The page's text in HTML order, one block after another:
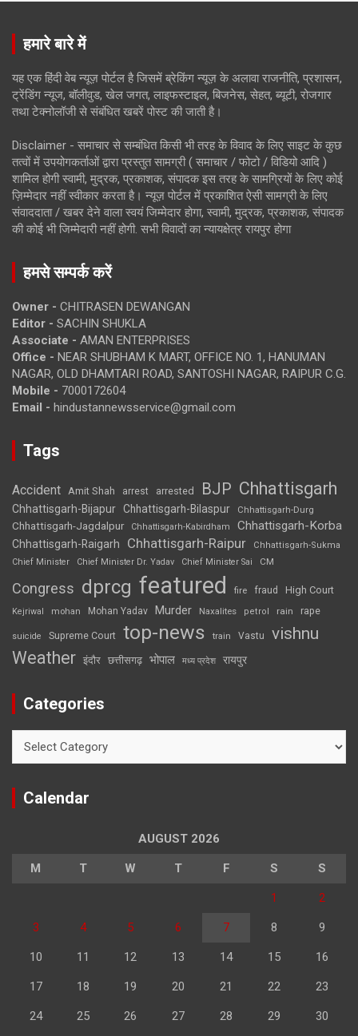
हमारे बारे में
यह एक हिंदी वेब न्यूज़ पोर्टल है जिसमें ब्रेकिंग न्यूज़ के अलावा राजनीति, प्रशासन,
ट्रेंडिंग न्यूज, बॉलीवुड, खेल जगत, लाइफस्टाइल, बिजनेस, सेहत, ब्यूटी, रोजगार
तथा टेक्नोलॉजी से संबंधित खबरें पोस्ट की जाती है।
Disclaimer - समाचार से सम्बंधित किसी भी तरह के विवाद के लिए साइट के कुछ
तत्वों में उपयोगकर्ताओं द्वारा प्रस्तुत सामग्री ( समाचार / फोटो / विडियो आदि )
शामिल होगी स्वामी, मुद्रक, प्रकाशक, संपादक इस तरह के सामग्रियों के लिए कोई
ज़िम्मेदार नहीं स्वीकार करता है। न्यूज़ पोर्टल में प्रकाशित ऐसी सामग्री के लिए
संवाददाता / खबर देने वाला स्वयं जिम्मेदार होगा, स्वामी, मुद्रक, प्रकाशक, संपादक
की कोई भी जिम्मेदारी नहीं होगी. सभी विवादों का न्यायक्षेत्र रायपुर होगा
हमसे सम्पर्क करें
Owner - CHITRASEN DEWANGAN
Editor - SACHIN SHUKLA
Associate - AMAN ENTERPRISES
Office - NEAR SHUBHAM K MART, OFFICE NO. 1, HANUMAN
NAGAR, OLD DHAMTARI ROAD, SANTOSHI NAGAR, RAIPUR C.G.
Mobile - 7000172604
Email - hindustannewsservice@gmail.com
Tags
Accident Amit Shah arrest arrested BJP Chhattisgarh
Chhattisgarh-Bijapur Chhattisgarh-Bilaspur Chhattisgarh-Durg
Chhattisgarh-Jagdalpur Chhattisgarh-Kabirdham Chhattisgarh-Korba
Chhattisgarh-Raigarh Chhattisgarh-Raipur
Chhattisgarh-Sukma
Chief Minister
Chief Minister Dr. Yadav Chief Minister Sai CM
Congress dprcg featured fire fraud High Court
Kejriwal mohan Mohan Yadav Murder Naxalites petrol rain rape
suicide Supreme Court top-news train Vastu vishnu
Weather इंदौर छत्तीसगढ़ भोपाल मध्य प्रदेश रायपुर
Categories
Calendar
AUGUST 2026
M T W T F S S
1 2
3 4 5 6 7 8 9
10 11 12 13 14 15 16
17 18 19 20 21 22 23
24 25 26 27 28 29 30